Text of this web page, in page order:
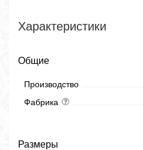
Характеристики
Общие
Производство
Фабрика
Размеры